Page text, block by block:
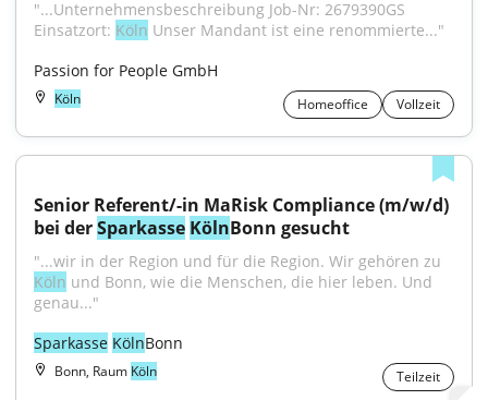
"...Unternehmensbeschreibung Job-Nr: 2679390GS
Einsatzort: Köln Unser Mandant ist eine renommierte..."
Passion for People GmbH
Köln Homeoffice Vollzeit
Senior Referent/-in MaRisk Compliance (m/w/d)
bei der Sparkasse KölnBonn gesucht
Köln und Bonn, wie die Menschen, die hier leben. Und
genau..."
Sparkasse KölnBonn
Bonn, Raum Köln Teilzeit